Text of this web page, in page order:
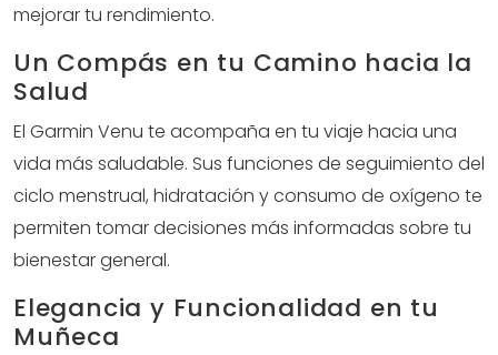
mejorar tu rendimiento.
Un Compás en tu Camino hacia la
Salud
El Garmin Venu te acompaña en tu viaje hacia una
vida más saludable. Sus funciones de seguimiento del
ciclo menstrual, hidratación y consumo de oxígeno te
permiten tomar decisiones más informadas sobre tu
bienestar general.
Elegancia y Funcionalidad en tu
Muñeca